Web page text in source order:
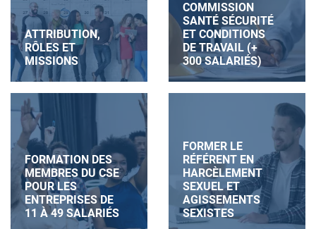
ATTRIBUTION,
RÔLES ET
MISSIONS
COMMISSION
SANTÉ SÉCURITÉ
ET CONDITIONS
DE TRAVAIL (+
300 SALARIÉS)
FORMATION DES
MEMBRES DU CSE
POUR LES
ENTREPRISES DE
11 À 49 SALARIÉS
FORMER LE
RÉFÉRENT EN
HARCÈLEMENT
SEXUEL ET
AGISSEMENTS
SEXISTES